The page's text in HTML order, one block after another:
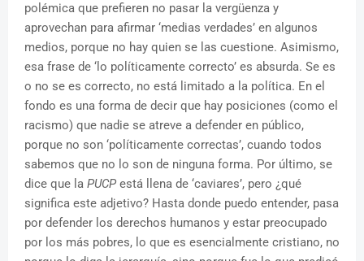
polémica que prefieren no pasar la vergüenza y
aprovechan para afirmar ‘medias verdades’ en algunos
medios, porque no hay quien se las cuestione. Asimismo,
esa frase de ‘lo políticamente correcto’ es absurda. Se es
o no se es correcto, no está limitado a la política. En el
fondo es una forma de decir que hay posiciones (como el
racismo) que nadie se atreve a defender en público,
porque no son ‘políticamente correctas’, cuando todos
sabemos que no lo son de ninguna forma. Por último, se
dice que la PUCP está llena de ‘caviares’, pero ¿qué
significa este adjetivo? Hasta donde puedo entender, pasa
por defender los derechos humanos y estar preocupado
por los más pobres, lo que es esencialmente cristiano, no